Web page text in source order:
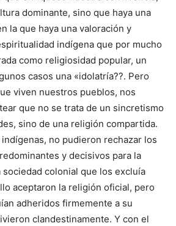
dominante, sino que haya una
la que haya una valoración y
indígena que por mucho
como religiosidad popular, un
casos una «idolatría??. Pero
viven nuestros pueblos, nos
que no se trata de un sincretismo
sino de una religión compartida.
no pudieron rechazar los
y decisivos para la
colonial que los excluía
aceptaron la religión oficial, pero
adheridos firmemente a su
clandestinamente. Y con el